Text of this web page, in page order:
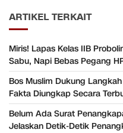
ARTIKEL TERKAIT
Miris! Lapas Kelas IIB
Sabu, Napi Bebas Pegang
Bos Muslim Dukung
Fakta Diungkap Secara
Belum Ada Surat
Jelaskan Detik-Detik